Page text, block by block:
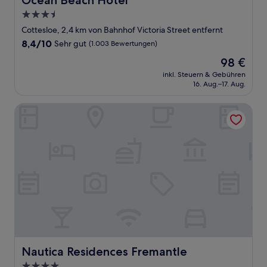
3.5-
Sterne-
Unterkunft
Cottesloe, 2,4 km von Bahnhof Victoria Street entfernt
8.4
Bewertungen)
8,4/10 Sehr gut (1.003 Bewertungen)
Der
Preis
beträgt
98 €
inkl. Steuern & Gebühren
16. Aug.–17. Aug.
Nautica Residences Fremantle
Nautica Residences Fremantle